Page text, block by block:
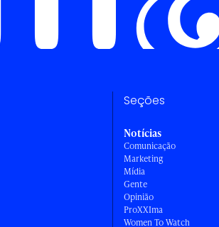
Seções
Notícias
Comunicação
Marketing
Mídia
Gente
Opinião
ProXXIma
Women To Watch